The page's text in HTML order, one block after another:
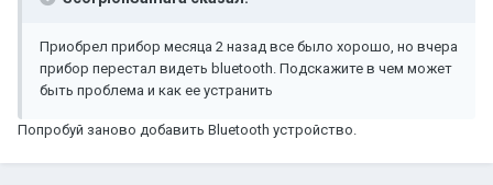
Приобрел прибор месяца 2 назад все было хорошо, но вчера
прибор перестал видеть bluetooth. Подскажите в чем может
быть проблема и как ее устранить
Попробуй заново добавить Вluetooth устройство.